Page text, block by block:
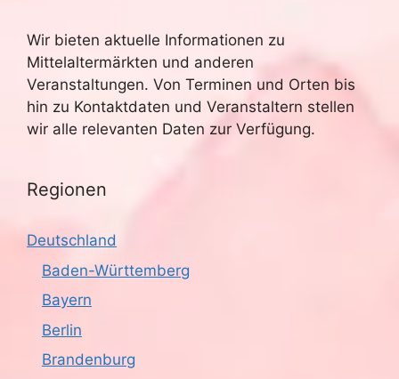
Wir bieten aktuelle Informationen zu
Mittelaltermärkten und anderen
Veranstaltungen. Von Terminen und Orten bis
hin zu Kontaktdaten und Veranstaltern stellen
wir alle relevanten Daten zur Verfügung.
Regionen
Deutschland
Baden-Württemberg
Bayern
Berlin
Brandenburg